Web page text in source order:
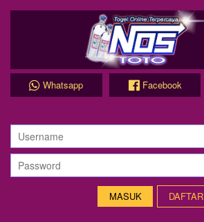
Whatsapp Facebook
DAFTAR